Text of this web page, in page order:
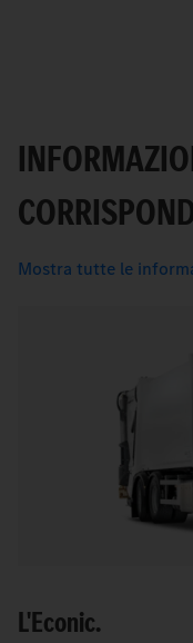
Mostra tutte le
L'Econic.